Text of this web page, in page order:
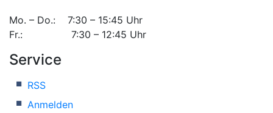
Mo. – Do.: 7:30 – 15:45 Uhr
Fr.: 7:30 – 12:45 Uhr
Service
RSS
Anmelden